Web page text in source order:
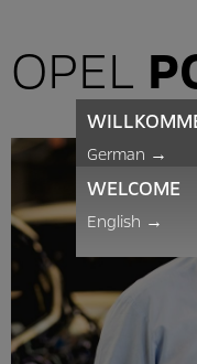
OPEL
German →
WELCOME
English →